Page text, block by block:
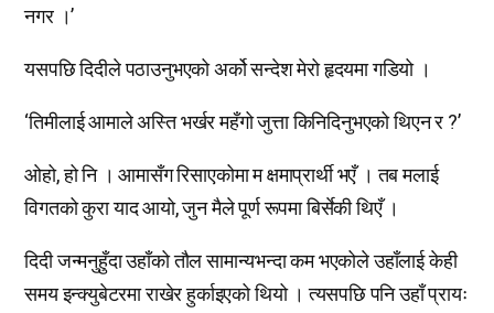
नगर ।’
यसपछि दिदीले पठाउनुभएको अर्को सन्देश मेरो हृदयमा गडियो ।
‘तिमीलाई आमाले अस्ति भर्खर महँगो जुत्ता किनिदिनुभएको थिएन र ?’
ओहो, हो नि । आमासँग रिसाएकोमा म क्षमाप्रार्थी भएँ । तब मलाई
विगतको कुरा याद आयो, जुन मैले पूर्ण रूपमा बिर्सेकी थिएँ ।
दिदी जन्मनुहुँदा उहाँको तौल सामान्यभन्दा कम भएकोले उहाँलाई केही
समय इन्क्युबेटरमा राखेर हुर्काइएको थियो । त्यसपछि पनि उहाँ प्रायः